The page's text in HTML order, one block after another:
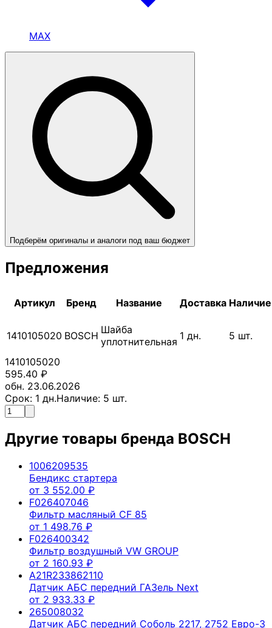
MAX
Подберём оригиналы и аналоги под ваш бюджет
Предложения
Артикул Бренд Название Доставка Наличие
1410105020 BOSCH Шайба
уплотнительная 1 дн. 5 шт.
1410105020
595.40 ₽
обн. 23.06.2026
Срок: 1 дн.Наличие: 5 шт.
Другие товары бренда BOSCH
1006209535
Бендикс стартера
от 3 552.00 ₽
F026407046
Фильтр масляный CF 85
от 1 498.76 ₽
F026400342
Фильтр воздушный VW GROUP
от 2 160.93 ₽
A21R233862110
Датчик АБС передний ГАЗель Next
от 2 933.33 ₽
265008032
Датчик АБС передний Соболь 2217, 2752 Евро-3